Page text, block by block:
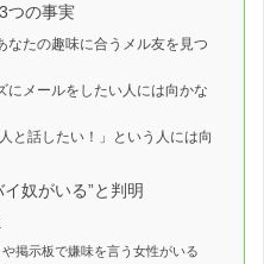
つの事実
たの趣味に合うメル友を見つ
メールをしたい人には向かな
話したい！」という人には向
奴がいる”と判明
掲示板で嫌味を言う女性がいる